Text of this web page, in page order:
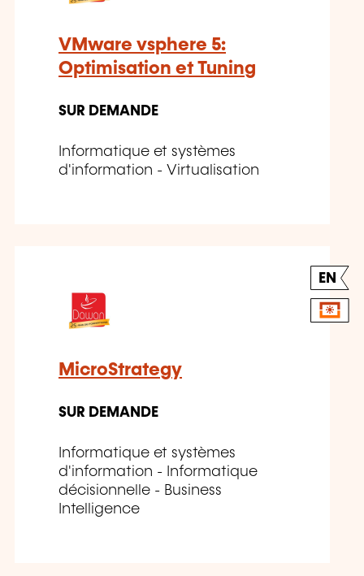
VMware vsphere 5:
Optimisation et Tuning
SUR DEMANDE
Informatique et systèmes
d'information - Virtualisation
EN
MicroStrategy
SUR DEMANDE
Informatique et systèmes
d'information - Informatique
décisionnelle - Business
Intelligence